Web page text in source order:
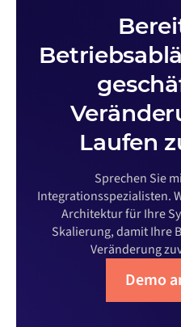
Laufen
Sprechen Sie
Integrationsspezialisten.
Architektur für Ihre
Skalierung, damit Ihre
Veränderung
Demo